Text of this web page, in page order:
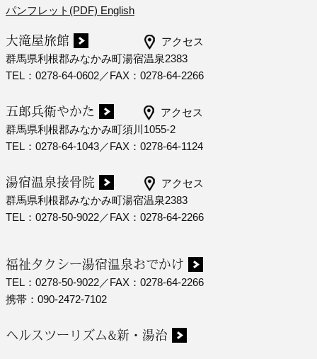
パンフレット(PDF) English
大滝屋旅館
アクセス
群馬県利根郡みなかみ町湯宿温泉2383
TEL：0278-64-0602／FAX：0278-64-2266
五郎兵衛やかた
アクセス
群馬県利根郡みなかみ町須川1055-2
TEL：0278-64-1043／FAX：0278-64-1124
湯宿温泉接骨院
アクセス
群馬県利根郡みなかみ町湯宿温泉2383
TEL：0278-50-9022／FAX：0278-64-2266
福祉タクシー湯宿温泉おでかけ
TEL：0278-50-9022／FAX：0278-64-2266
携帯：090-2472-7102
ヘルスツーリズム&新・湯治